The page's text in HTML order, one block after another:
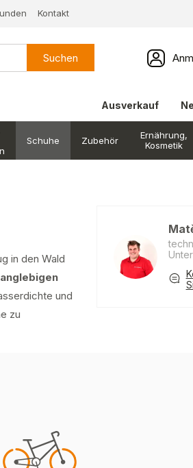
Kontakt
Suchen
Ausverkauf
Schuhe Zubehör
Ernährung,
Kosmetik
in den Wald
und
zu